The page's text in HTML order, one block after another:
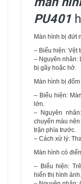
PU401
Màn hình bị đứt
– Biểu hiện: Vệt
– Nguyên nhân:
bị gãy hoặc hở.
Màn hình bị
– Biểu hiện:
lớn.
– Nguyên
chuyển màu
trận phía trước.
– Cách xử lý:
Màn hình có
– Biểu hiện:
hiển thị hình ảnh.